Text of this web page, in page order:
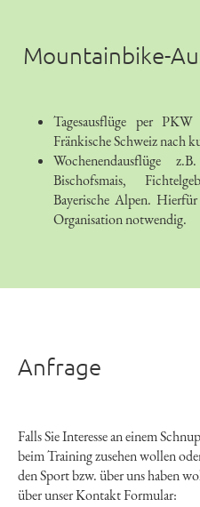
Mountainbike-
Tagesausflüge per
Fränkische Schweiz nach
Wochenendausflüge
Bischofsmais,
Bayerische Alpen.
Organisation notwendig.
Anfrage
Falls Sie Interesse an einem
beim Training zusehen wollen
den Sport bzw. über uns haben
über unser Kontakt Formular: